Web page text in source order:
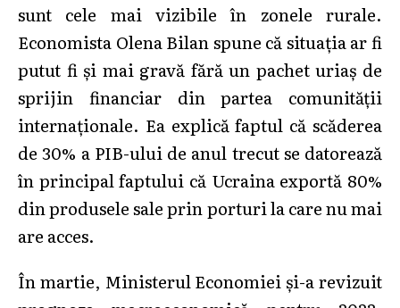
sunt cele mai vizibile în zonele rurale.
Economista Olena Bilan spune că situația ar fi
putut fi și mai gravă fără un pachet uriaș de
sprijin financiar din partea comunității
internaționale. Ea explică faptul că scăderea
de 30% a PIB-ului de anul trecut se datorează
în principal faptului că Ucraina exportă 80%
din produsele sale prin porturi la care nu mai
are acces.
În martie, Ministerul Economiei și-a revizuit